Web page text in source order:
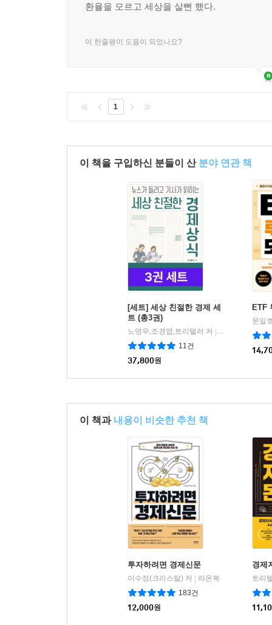
환율을 모르고 세상을 살뻔 했다.
이 한줄평이 도움이 되었나요?
1
이 책을 구입하신 분들이 산 분야 연관 책
[세트] 세상 친절한 경제 세
트 (총3권)
노영우,조경엽,토리텔러 저 |
11건
37,800원
ETF
문일
이 책과 내용이 비슷한 추천 책
투자하려면 경제신문
이수정(크리스탈) 저 | 라온북
183건
12,000원
경제
토리